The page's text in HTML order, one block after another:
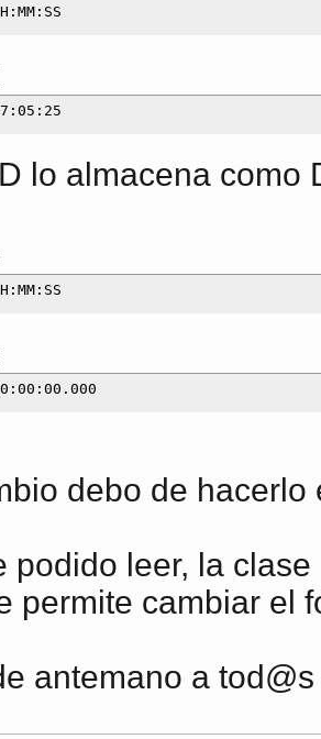
lo almacena como
debo de hacerlo
podido leer, la
permite cambiar el
antemano a